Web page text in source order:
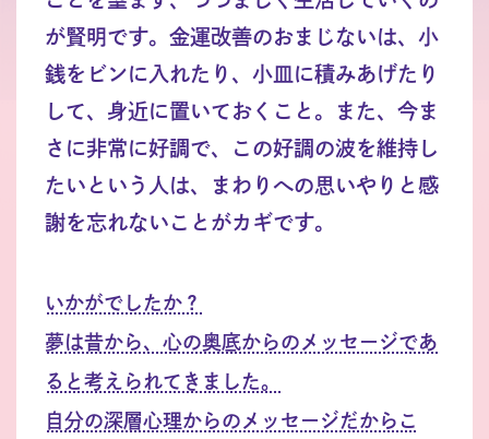
が賢明です。金運改善のおまじないは、小
銭をビンに入れたり、小皿に積みあげたり
して、身近に置いておくこと。また、今ま
さに非常に好調で、この好調の波を維持し
たいという人は、まわりへの思いやりと感
謝を忘れないことがカギです。
いかがでしたか？
夢は昔から、心の奥底からのメッセージであ
ると考えられてきました。
自分の深層心理からのメッセージだからこ